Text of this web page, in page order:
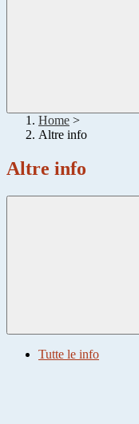
Home >
Altre info
Altre info
Tutte le info